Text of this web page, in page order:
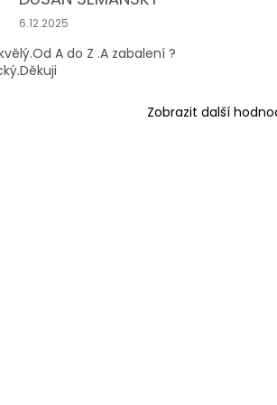
Hodnocení obchodu je 5 z 5 hvězdiček.
6.12.2025
A do Z .A zabalení ?
Zobrazit další